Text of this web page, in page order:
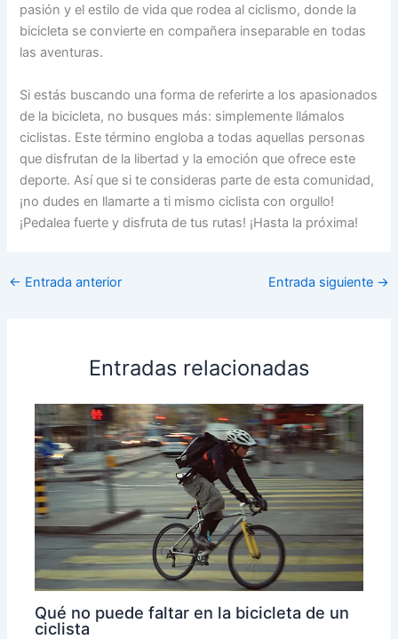
pasión y el estilo de vida que rodea al ciclismo, donde la
bicicleta se convierte en compañera inseparable en todas
las aventuras.
Si estás buscando una forma de referirte a los apasionados
de la bicicleta, no busques más: simplemente llámalos
ciclistas. Este término engloba a todas aquellas personas
que disfrutan de la libertad y la emoción que ofrece este
deporte. Así que si te consideras parte de esta comunidad,
¡no dudes en llamarte a ti mismo ciclista con orgullo!
¡Pedalea fuerte y disfruta de tus rutas! ¡Hasta la próxima!
← Entrada anterior Entrada siguiente →
Entradas relacionadas
Qué no puede faltar en la bicicleta de un
ciclista